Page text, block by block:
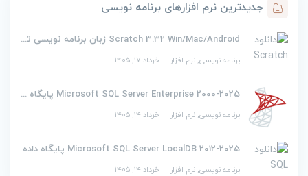
جدیدترین نرم افزارهای برنامه نویسی
Scratch 3.32 Win/Mac/Android زبان برنامه نویسی تصویری اسکرچ
برنامه نویسی, نرم افزار خرداد ۱۷, ۱۴۰۵
2000-2025 Microsoft SQL Server Enterprise پایگاه داده
برنامه نویسی, نرم افزار خرداد ۱۴, ۱۴۰۵
2012-2025 Microsoft SQL Server LocalDB پایگاه داده
برنامه نویسی, نرم افزار خرداد ۱۴, ۱۴۰۵